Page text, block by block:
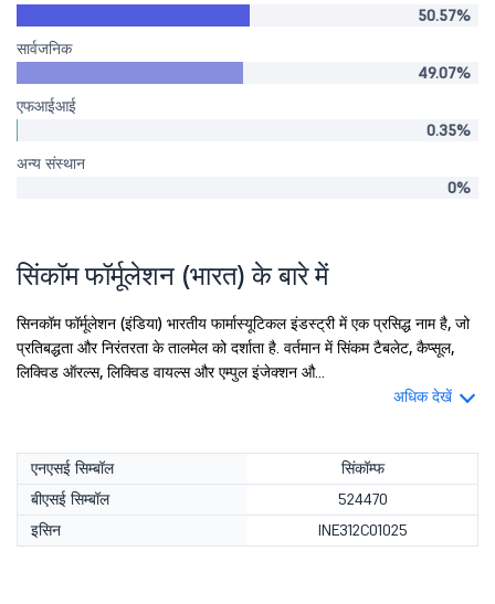
50.57%
सार्वजनिक
49.07%
एफआईआई
0.35%
अन्य संस्थान
0%
सिंकॉम फॉर्मूलेशन (भारत) के बारे में
सिनकॉम फॉर्मूलेशन (इंडिया) भारतीय फार्मास्यूटिकल इंडस्ट्री में एक प्रसिद्ध नाम है, जो
प्रतिबद्धता और निरंतरता के तालमेल को दर्शाता है. वर्तमान में सिंकम टैबलेट, कैप्सूल,
लिक्विड ऑरल्स, लिक्विड वायल्स और एम्पुल इंजेक्शन औ...
अधिक देखें
एनएसई सिम्बॉल
सिंकॉम्फ
बीएसई सिम्बॉल
524470
इसिन
INE312C01025